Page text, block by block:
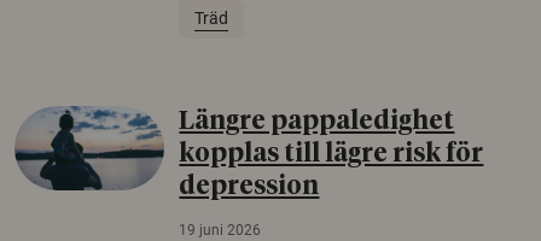
Träd
Längre pappaledighet
kopplas till lägre risk för
depression
19 juni 2026